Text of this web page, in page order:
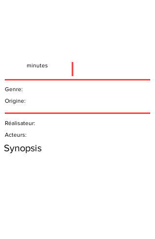
minutes
Genre:
Origine:
Réalisateur:
Acteurs:
Synopsis